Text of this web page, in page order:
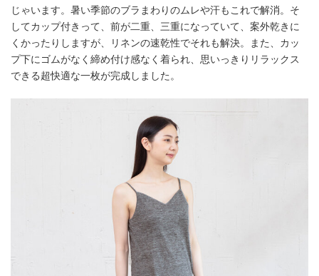
じゃいます。暑い季節のブラまわりのムレや汗もこれで解消。そ
してカップ付きって、前が二重、三重になっていて、案外乾きに
くかったりしますが、リネンの速乾性でそれも解決。また、カッ
プ下にゴムがなく締め付け感なく着られ、思いっきりリラックス
できる超快適な一枚が完成しました。